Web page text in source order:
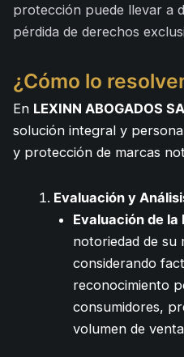
protección puede llevar a
pérdida de derechos
¿Cómo lo
En LEXINN ABOGADOS
solución integral y
y protección de marcas
Evaluación y
Evaluación de la
notoriedad de su
considerando
reconocimiento
consumidores,
volumen de